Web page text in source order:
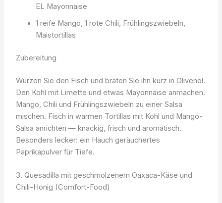
EL Mayonnaise
1 reife Mango, 1 rote Chili, Frühlingszwiebeln,
Maistortillas
Zubereitung
Würzen Sie den Fisch und braten Sie ihn kurz in Olivenöl.
Den Kohl mit Limette und etwas Mayonnaise anmachen.
Mango, Chili und Frühlingszwiebeln zu einer Salsa
mischen. Fisch in warmen Tortillas mit Kohl und Mango-
Salsa anrichten — knackig, frisch und aromatisch.
Besonders lecker: ein Hauch geräuchertes
Paprikapulver für Tiefe.
3. Quesadilla mit geschmolzenem Oaxaca-Käse und
Chili-Honig (Comfort-Food)